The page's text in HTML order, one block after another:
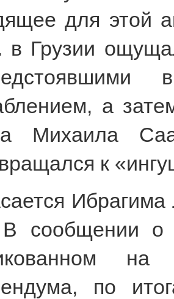
для этой
в Грузии
а
Михаила
к
сообщении о
по